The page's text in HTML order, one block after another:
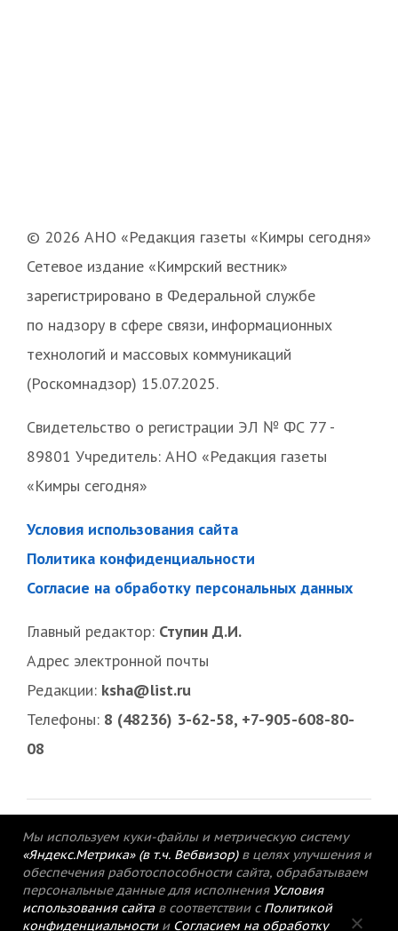
© 2026 АНО «Редакция газеты «Кимры сегодня»
Сетевое издание «Кимрский вестник»
зарегистрировано в Федеральной службе
по надзору в сфере связи, информационных
технологий и массовых коммуникаций
(Роскомнадзор) 15.07.2025.
Свидетельство о регистрации ЭЛ № ФС 77 -
89801 Учредитель: АНО «Редакция газеты
«Кимры сегодня»
Условия использования сайта
Политика конфиденциальности
Согласие на обработку персональных данных
Главный редактор: Ступин Д.И.
Адрес электронной почты
Редакции: ksha@list.ru
Телефоны: 8 (48236) 3-62-58, +7-905-608-80-
08
Мы используем куки-файлы и метрическую систему
«Яндекс.Метрика» (в т.ч. Вебвизор) в целях улучшения и
обеспечения работоспособности сайта, обрабатываем
персональные данные для исполнения Условия
использования сайтав соответствии с Политикой
конфиденциальностии Согласием на обработку